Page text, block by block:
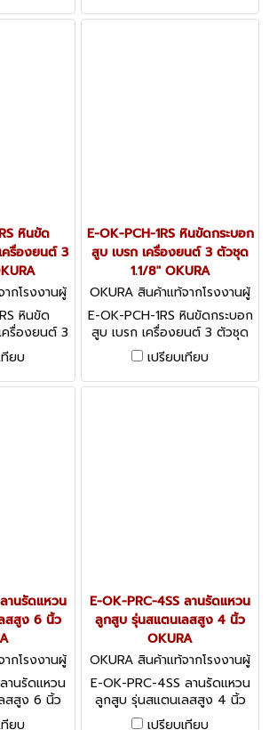
หินขัด
ครื่องยนต์ 3
กโรงงานผู้
2RS
หินขัด
ครื่องยนต์ 3
ทียบ
E-OK-PCH-1RS หินขัดกระบอก
สูบ เบรก เครื่องยนต์ 3 ตัวชุด
1.1/8" OKURA
OKURA สินค้าแท้จากโรงงานผู้
ผลิต E-OK-PCH-1RS
E-OK-PCH-1RS หินขัดกระบอก
สูบ เบรก เครื่องยนต์ 3 ตัวชุด
1.1/8" OKURA
เปรียบเทียบ
านรัดแหวน
สสูง 6 นิ้ว
กโรงงานผู้
6SS
านรัดแหวน
สสูง 6 นิ้ว
ทียบ
E-OK-PRC-4SS ลานรัดแหวน
ลูกสูบ รุ่นสแตนเลสสูง 4 นิ้ว
OKURA
OKURA สินค้าแท้จากโรงงานผู้
ผลิต E-OK-PRC-4SS
E-OK-PRC-4SS ลานรัดแหวน
ลูกสูบ รุ่นสแตนเลสสูง 4 นิ้ว
OKURA
เปรียบเทียบ